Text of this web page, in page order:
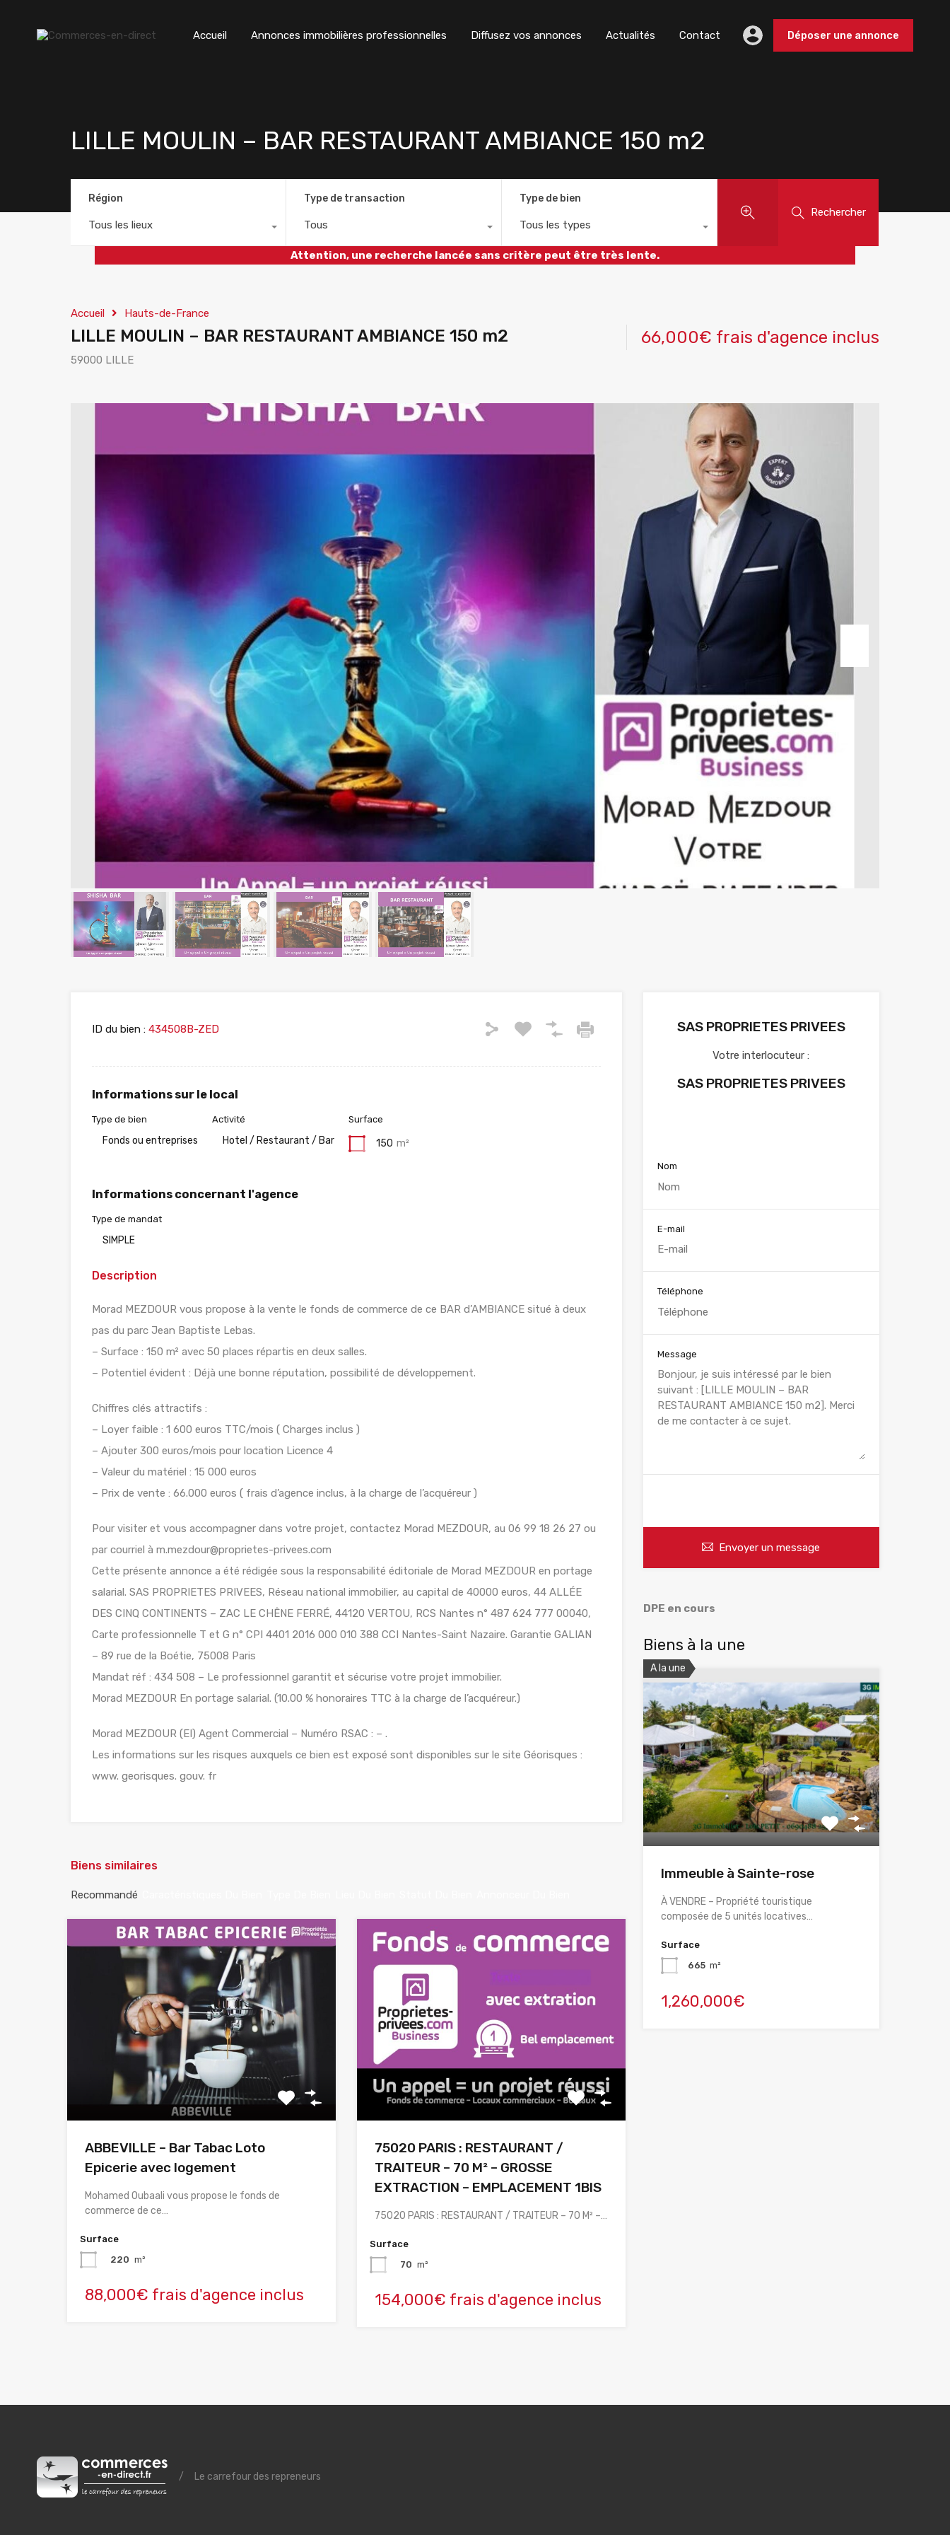
Accueil Annonces immobilières professionnelles Diffusez vos annonces Actualités Contact Déposer une annonce
LILLE MOULIN – BAR RESTAURANT AMBIANCE 150 m2
Région
Tous les lieux
Type de transaction
Tous
Type de bien
Tous les types
Rechercher
Attention, une recherche lancée sans critère peut être très lente.
Accueil Hauts-de-France
LILLE MOULIN – BAR RESTAURANT AMBIANCE 150 m2
59000 LILLE
66,000€ frais d'agence inclus
ID du bien : 434508B-ZED
Informations sur le local
Type de bien
Fonds ou entreprises
Activité
Hotel / Restaurant / Bar
Surface
150 m²
Informations concernant l'agence
Type de mandat
SIMPLE
Description
Morad MEZDOUR vous propose à la vente le fonds de commerce de ce BAR d’AMBIANCE situé à deux
pas du parc Jean Baptiste Lebas.
– Surface : 150 m² avec 50 places répartis en deux salles.
– Potentiel évident : Déjà une bonne réputation, possibilité de développement.
Chiffres clés attractifs :
– Loyer faible : 1 600 euros TTC/mois ( Charges inclus )
– Ajouter 300 euros/mois pour location Licence 4
– Valeur du matériel : 15 000 euros
– Prix de vente : 66.000 euros ( frais d’agence inclus, à la charge de l’acquéreur )
Pour visiter et vous accompagner dans votre projet, contactez Morad MEZDOUR, au 06 99 18 26 27 ou
par courriel à m.mezdour@proprietes-privees.com
Cette présente annonce a été rédigée sous la responsabilité éditoriale de Morad MEZDOUR en portage
salarial. SAS PROPRIETES PRIVEES, Réseau national immobilier, au capital de 40000 euros, 44 ALLÉE
DES CINQ CONTINENTS – ZAC LE CHÊNE FERRÉ, 44120 VERTOU, RCS Nantes n° 487 624 777 00040,
Carte professionnelle T et G n° CPI 4401 2016 000 010 388 CCI Nantes-Saint Nazaire. Garantie GALIAN
– 89 rue de la Boétie, 75008 Paris
Mandat réf : 434 508 – Le professionnel garantit et sécurise votre projet immobilier.
Morad MEZDOUR En portage salarial. (10.00 % honoraires TTC à la charge de l’acquéreur.)
Morad MEZDOUR (EI) Agent Commercial – Numéro RSAC : – .
Les informations sur les risques auxquels ce bien est exposé sont disponibles sur le site Géorisques :
www. georisques. gouv. fr
Biens similaires
Recommandé
ABBEVILLE – Bar Tabac Loto
Epicerie avec logement
Mohamed Oubaali vous propose le fonds de
commerce de ce…
Surface
220 m²
88,000€ frais d'agence inclus
75020 PARIS : RESTAURANT /
TRAITEUR – 70 M² – GROSSE
EXTRACTION – EMPLACEMENT 1BIS
75020 PARIS : RESTAURANT / TRAITEUR – 70 M² –…
Surface
70 m²
154,000€ frais d'agence inclus
SAS PROPRIETES PRIVEES
Votre interlocuteur :
SAS PROPRIETES PRIVEES
Nom
E-mail
Téléphone
Message
Envoyer un message
DPE en cours
Biens à la une
A la une
Immeuble à Sainte-rose
À VENDRE – Propriété touristique
composée de 5 unités locatives…
Surface
665 m²
1,260,000€
/ Le carrefour des repreneurs